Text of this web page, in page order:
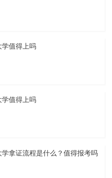
学值得上吗
学值得上吗
拿证流程是什么？值得报考吗